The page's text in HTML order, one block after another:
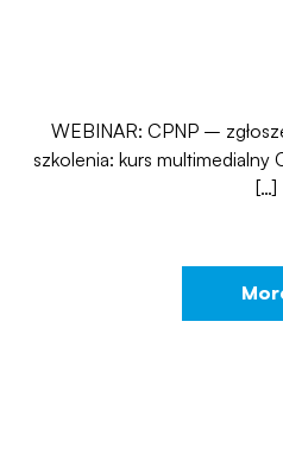
WEBINAR: CPNP –
szkolenia: kurs multimedialny
[…]